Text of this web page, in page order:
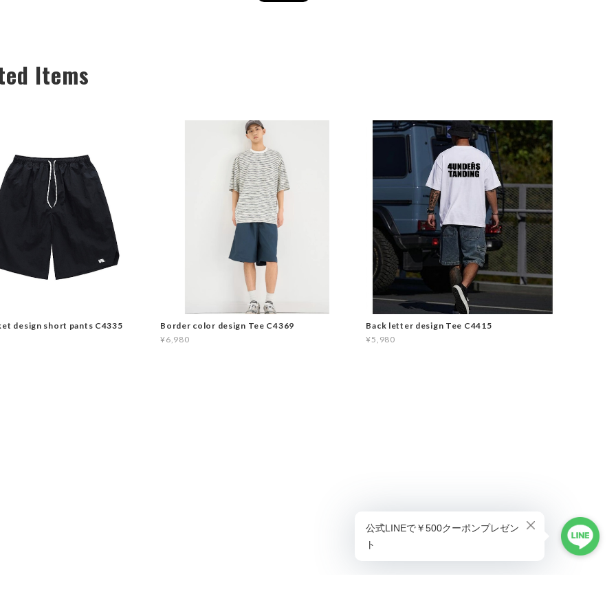
Items
design short pants C4335
Border color design Tee C4369
¥6,980
Back letter design Tee C4415
¥5,980